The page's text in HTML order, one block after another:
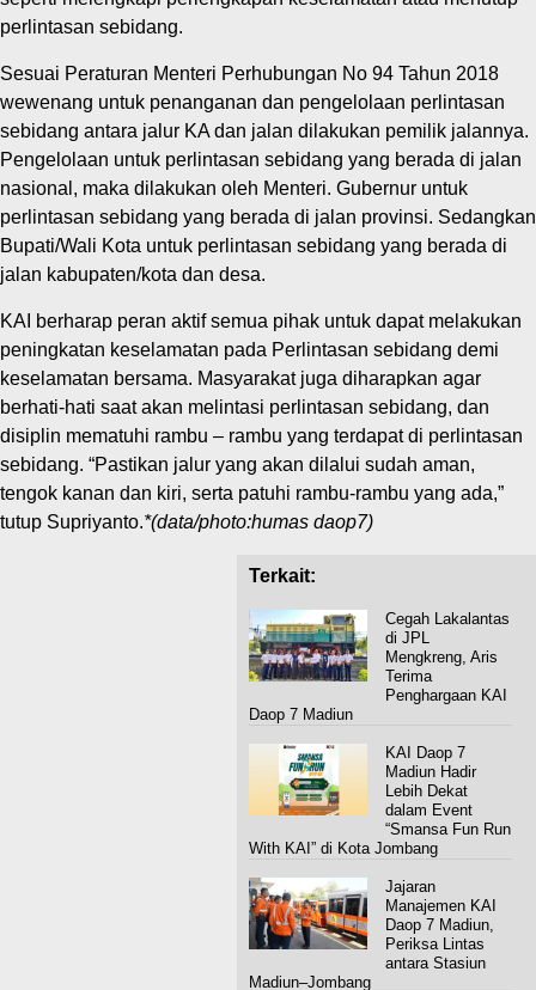
perlintasan sebidang.
Sesuai Peraturan Menteri Perhubungan No 94 Tahun 2018
wewenang untuk penanganan dan pengelolaan perlintasan
sebidang antara jalur KA dan jalan dilakukan pemilik jalannya.
Pengelolaan untuk perlintasan sebidang yang berada di jalan
nasional, maka dilakukan oleh Menteri. Gubernur untuk
perlintasan sebidang yang berada di jalan provinsi. Sedangkan
Bupati/Wali Kota untuk perlintasan sebidang yang berada di
jalan kabupaten/kota dan desa.
KAI berharap peran aktif semua pihak untuk dapat melakukan
peningkatan keselamatan pada Perlintasan sebidang demi
keselamatan bersama. Masyarakat juga diharapkan agar
berhati-hati saat akan melintasi perlintasan sebidang, dan
disiplin mematuhi rambu – rambu yang terdapat di perlintasan
sebidang. “Pastikan jalur yang akan dilalui sudah aman,
tengok kanan dan kiri, serta patuhi rambu-rambu yang ada,”
tutup Supriyanto.*(data/photo:humas daop7)
Terkait:
Cegah Lakalantas
di JPL
Mengkreng, Aris
Terima
Penghargaan KAI
Daop 7 Madiun ‎
KAI Daop 7
Madiun Hadir
Lebih Dekat
dalam Event
“Smansa Fun Run
With KAI” di Kota Jombang
Jajaran
Manajemen KAI
Daop 7 Madiun,
Periksa Lintas
antara Stasiun
Madiun–Jombang